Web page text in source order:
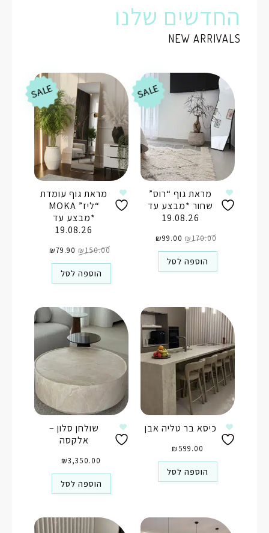
החדשים שלנו
NEW ARRIVALS
SALE
מראת גוף עומדת
“ליז” MOKA
*מבצע עד
19.08.26
₪150.00 המקורי
היה:
₪150.00.
₪79.90 הנוכחי
הוא:
הוספה לסל
SALE
מראת גוף “רוס”
שחור *מבצע עד
19.08.26
₪170.00 המקורי
היה:
₪170.00.
₪99.00 הנוכחי
הוא:
הוספה לסל
שולחן סלון –
אלקסה
₪3,350.00
הוספה לסל
כיסא בר טליה אבן
₪599.00
הוספה לסל